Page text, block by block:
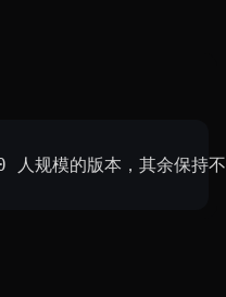
规模的版本，其余保持